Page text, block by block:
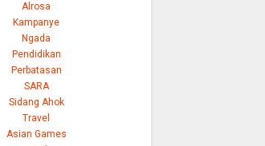
Alrosa
Kampanye
Ngada
Pendidikan
Perbatasan
SARA
Sidang Ahok
Travel
Asian Games